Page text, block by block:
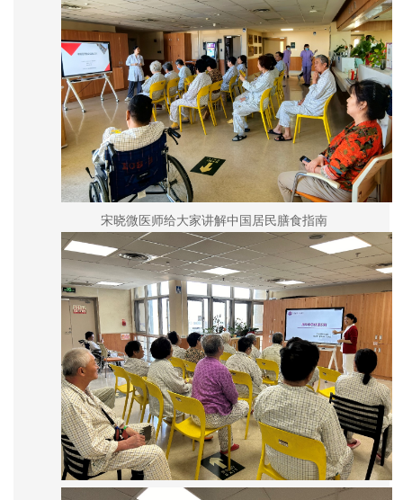
宋晓微医师给大家讲解中国居民膳食指南